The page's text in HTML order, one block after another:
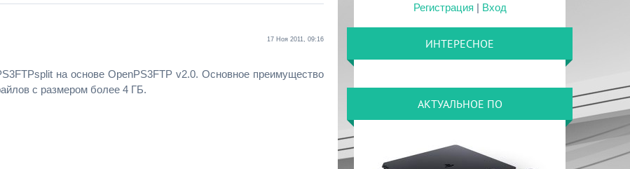
17 Ноя 2011, 09:16
на основе OpenPS3FTP v2.0. Основное преимущество
с размером более 4 ГБ.
Регистрация | Вход
ИНТЕРЕСНОЕ
АКТУАЛЬНОЕ ПО